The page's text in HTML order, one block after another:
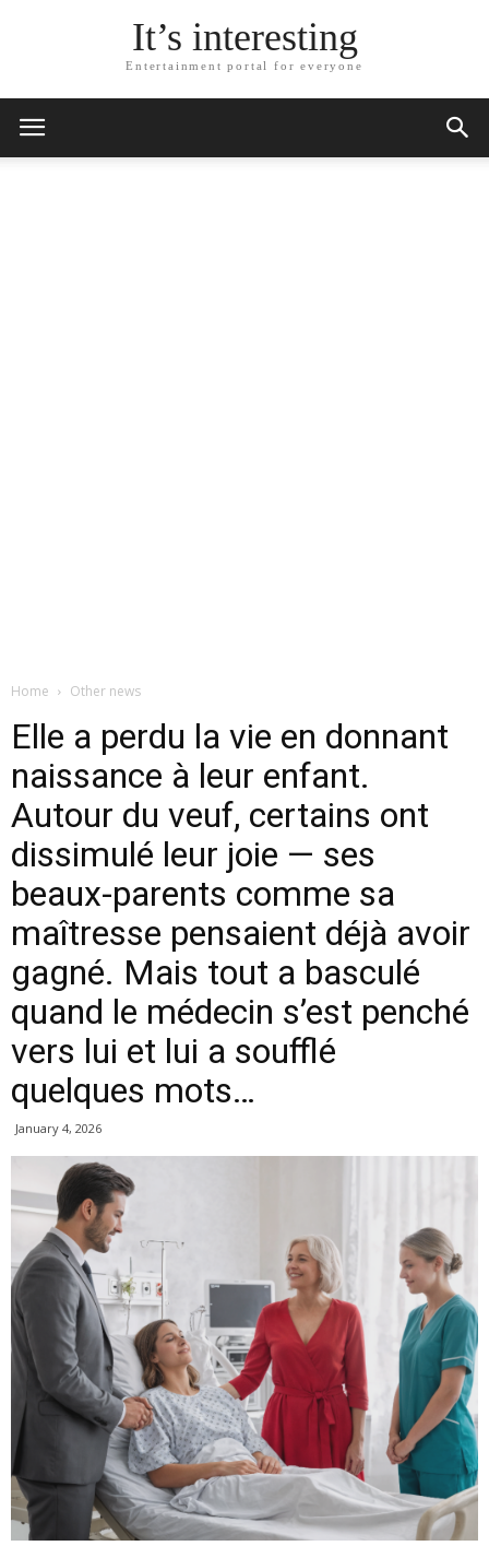
It’s interesting
Entertainment portal for everyone
Home Other news
Elle a perdu la vie en donnant
naissance à leur enfant.
Autour du veuf, certains ont
dissimulé leur joie — ses
beaux-parents comme sa
maîtresse pensaient déjà avoir
gagné. Mais tout a basculé
quand le médecin s’est penché
vers lui et lui a soufflé
quelques mots…
January 4, 2026